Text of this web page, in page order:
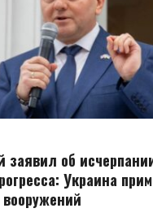
об
Украина